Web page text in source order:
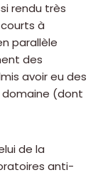
rendu très
à
parallèle
des
avoir eu des
(dont
de la
anti-